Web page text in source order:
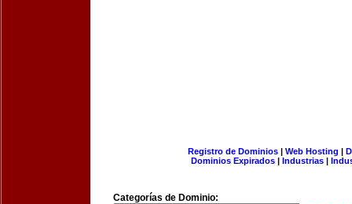
Registro de Dominios| Web Hosting |
Dominios Expirados | Industrias |
Categorías de Dominio: